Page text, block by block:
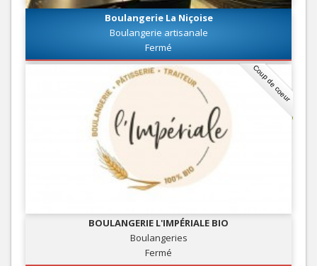
Boulangerie La Niçoise
Boulangerie artisanale
Fermé
Coup de coeur
BOULANGERIE L'IMPÉRIALE BIO
Boulangeries
Fermé